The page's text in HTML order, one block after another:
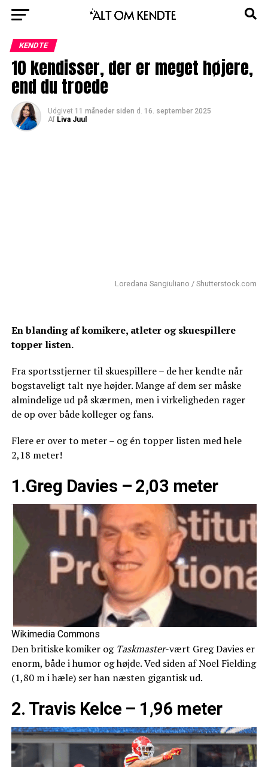
KENDTE
10 kendisser, der er meget højere,
end du troede
Udgivet 11 måneder siden d. 16. september 2025
Af Liva Juul
Loredana Sangiuliano / Shutterstock.com
En blanding af komikere, atleter og skuespillere
topper listen.
Fra sportsstjerner til skuespillere – de her kendte når
bogstaveligt talt nye højder. Mange af dem ser måske
almindelige ud på skærmen, men i virkeligheden rager
de op over både kolleger og fans.
Flere er over to meter – og én topper listen med hele
2,18 meter!
1.Greg Davies – 2,03 meter
Wikimedia Commons
Den britiske komiker og Taskmaster-vært Greg Davies er
enorm, både i humor og højde. Ved siden af Noel Fielding
(1,80 m i hæle) ser han næsten gigantisk ud.
2. Travis Kelce – 1,96 meter